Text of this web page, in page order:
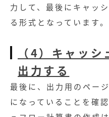
力して、最後にキャッ
る形式となっています。
（4）キャッ
出力する
最後に、出力用のペー
になっていることを確